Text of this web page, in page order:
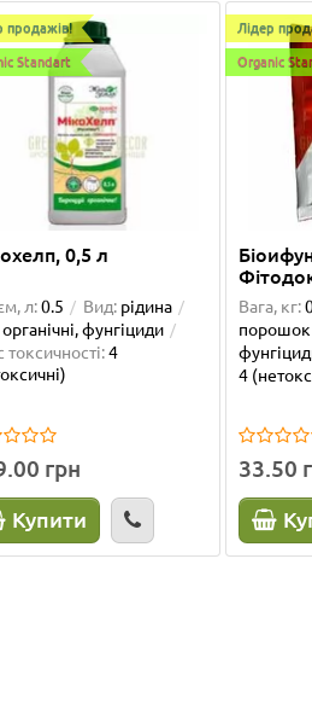
Опора для орхідей
61 см
Дуже задоволена цими
автополивами, в мене усі
посаджені у них а їх більше
продажів!
Standart
0,5 л
л:0.5 Вид: рідина
органічні, фунгіциди
токсичності:4
грн
Купити
Лідер
Organic
Вага, кг:
порошок
4
33.50